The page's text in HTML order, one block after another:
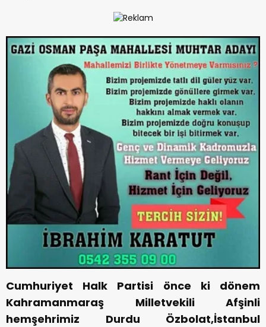
Cumhuriyet Halk Partisi önce ki dönem
Kahramanmaraş Milletvekili Afşinli
hemşehrimiz Durdu Özbolat,İstanbul